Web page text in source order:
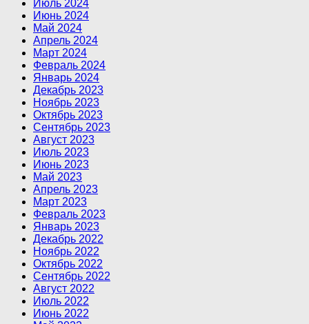
Июль 2024
Июнь 2024
Май 2024
Апрель 2024
Март 2024
Февраль 2024
Январь 2024
Декабрь 2023
Ноябрь 2023
Октябрь 2023
Сентябрь 2023
Август 2023
Июль 2023
Июнь 2023
Май 2023
Апрель 2023
Март 2023
Февраль 2023
Январь 2023
Декабрь 2022
Ноябрь 2022
Октябрь 2022
Сентябрь 2022
Август 2022
Июль 2022
Июнь 2022